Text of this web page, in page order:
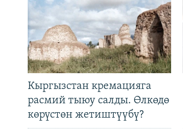
Кыргызстан кремацияга
расмий тыюу салды. Өлкөдө
көрүстөн жетиштүүбү?